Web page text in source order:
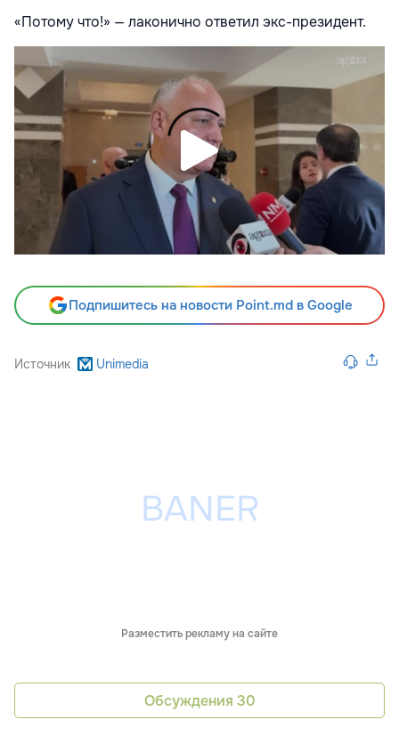
«Потому что!» — лаконично ответил экс-президент.
Подпишитесь на новости Point.md в Google
Источник Unimedia
Разместить рекламу на сайте
Обсуждения 30